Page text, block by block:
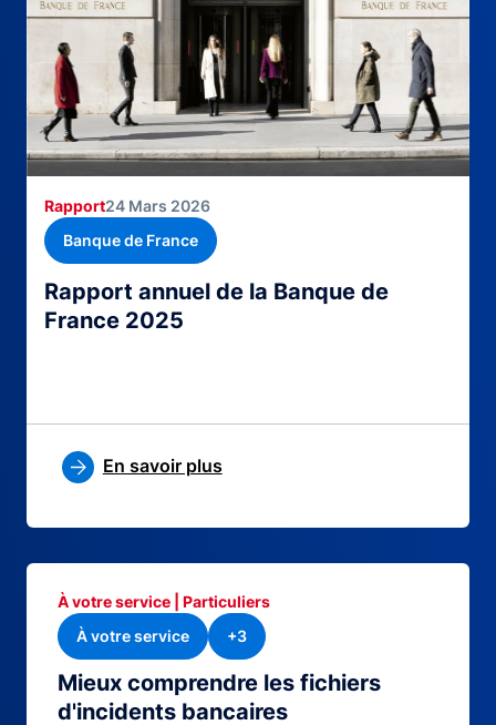
Rapport annuel de la Banque de
France 2025
Rapport24 Mars 2026
Banque de France
En savoir plus
Mieux comprendre les fichiers
d'incidents bancaires
À votre service | Particuliers
À votre service
+3